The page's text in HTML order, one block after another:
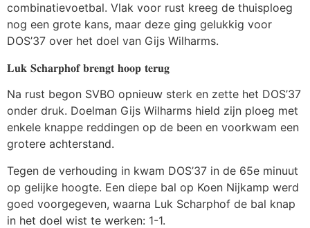
combinatievoetbal. Vlak voor rust kreeg de thuisploeg
nog een grote kans, maar deze ging gelukkig voor
DOS’37 over het doel van Gijs Wilharms.
𝐋𝐮𝐤 𝐒𝐜𝐡𝐚𝐫𝐩𝐡𝐨𝐟 𝐛𝐫𝐞𝐧𝐠𝐭 𝐡𝐨𝐨𝐩 𝐭𝐞𝐫𝐮𝐠
Na rust begon SVBO opnieuw sterk en zette het DOS’37
onder druk. Doelman Gijs Wilharms hield zijn ploeg met
enkele knappe reddingen op de been en voorkwam een
grotere achterstand.
Tegen de verhouding in kwam DOS’37 in de 65e minuut
op gelijke hoogte. Een diepe bal op Koen Nijkamp werd
goed voorgegeven, waarna Luk Scharphof de bal knap
in het doel wist te werken: 1-1.